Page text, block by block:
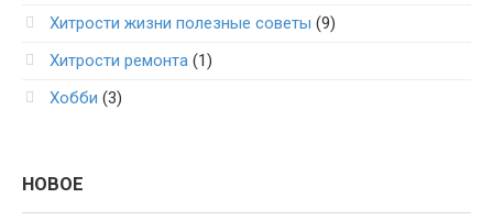
Хитрости жизни полезные советы (9)
Хитрости ремонта (1)
Хобби (3)
НОВОЕ